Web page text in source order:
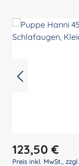
Regulärer Preis:
123,50 €
Preis inkl. MwSt., zzgl.